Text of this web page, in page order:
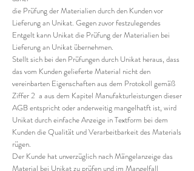
die Prüfung der Materialien durch den Kunden vor
Lieferung an Unikat. Gegen zuvor festzulegendes
Entgelt kann Unikat die Prüfung der Materialien bei
Lieferung an Unikat übernehmen.
Stellt sich bei den Prüfungen durch Unikat heraus, dass
das vom Kunden gelieferte Material nicht den
vereinbarten Eigenschaften aus dem Protokoll gemäß
Ziffer 2 a aus dem Kapitel Manufakturleistungen dieser
AGB entspricht oder anderweitig mangelhatft ist, wird
Unikat durch einfache Anzeige in Textform bei dem
Kunden die Qualität und Verarbeitbarkeit des Materials
rügen.
Der Kunde hat unverzüglich nach Mängelanzeige das
Material bei Unikat zu prüfen und im Mangelfall